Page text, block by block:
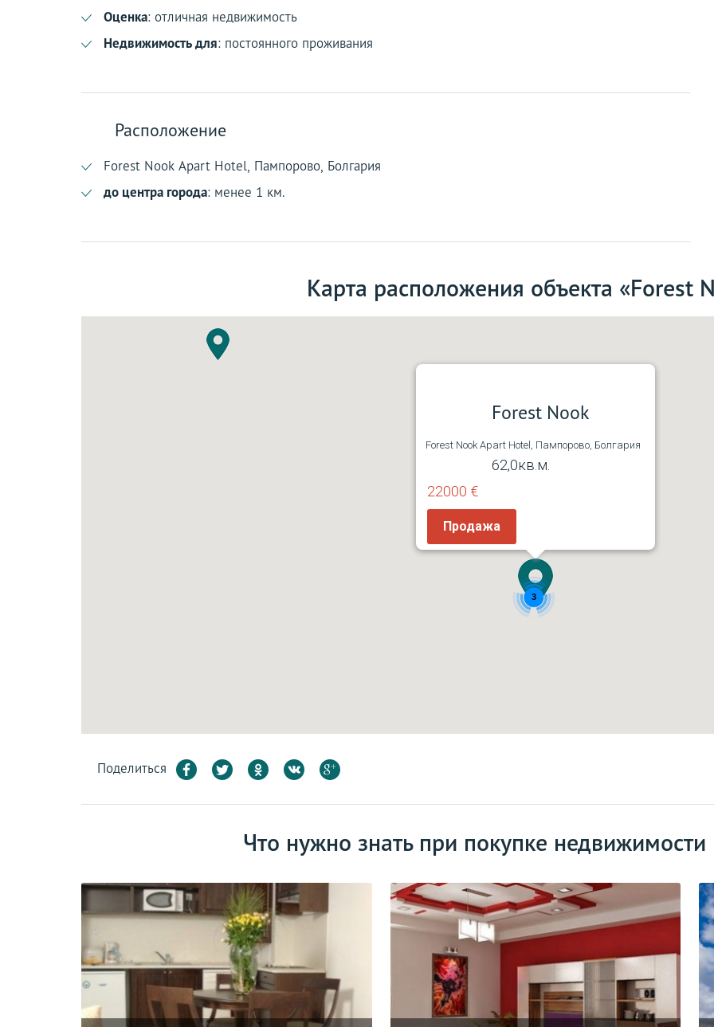
Оценка: отличная недвижимость
Недвижимость для: постоянного проживания
Расположение
Forest Nook Apart Hotel, Пампорово, Болгария
до центра города: менее 1 км.
Карта расположения объекта «Forest
3
Forest Nook
Forest Nook Apart Hotel, Пампорово, Болгария
62,0кв.м.
22000 €
Продажа
Поделиться
Что нужно знать при покупке недвижимости